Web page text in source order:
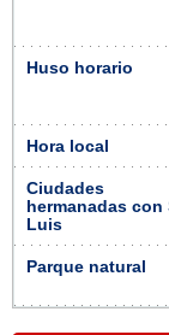
Huso horario
Hora local
Ciudades
hermanadas con
Luis
Parque natural